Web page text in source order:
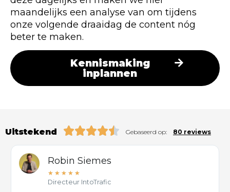
maandelijks een analyse van om tijdens
onze volgende draaidag de content nóg
beter te maken.
Kennismaking
inplannen
Uitstekend Gebaseerd op: 80 reviews
Robin Siemes
★ ★ ★ ★ ★
Directeur IntoTrafic